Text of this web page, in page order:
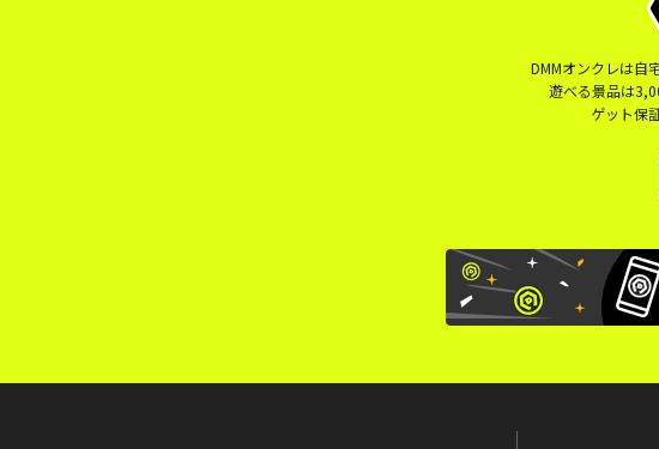
DMMオンクレは自
遊べる景品は
ゲット保